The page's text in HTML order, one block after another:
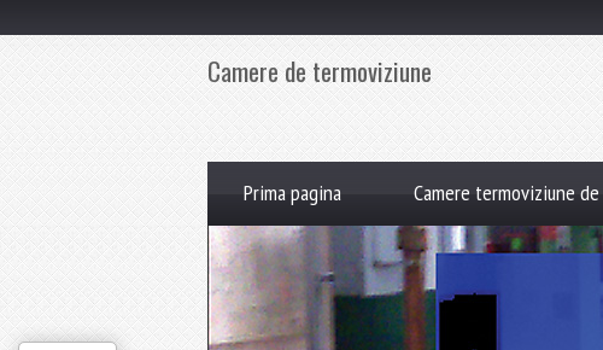
Camere de termoviziune
Prima pagina Camere termoviziune